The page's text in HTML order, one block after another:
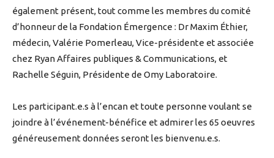
également présent, tout comme les membres du comité
d’honneur de la Fondation Émergence : Dr Maxim Éthier,
médecin, Valérie Pomerleau, Vice-présidente et associée
chez Ryan Affaires publiques & Communications, et
Rachelle Séguin, Présidente de Omy Laboratoire.
Les participant.e.s à l’encan et toute personne voulant se
joindre à l’événement-bénéfice et admirer les 65 oeuvres
généreusement données seront les bienvenu.e.s.